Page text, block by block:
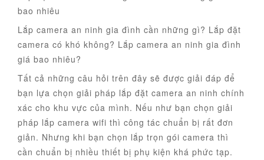
bao nhiêu
Lắp camera an ninh gia đình cần những gì? Lắp đặt
camera có khó không? Lắp camera an ninh gia đình
giá bao nhiêu?
Tất cả những câu hỏi trên đây sẽ được giải đáp để
bạn lựa chọn giải pháp lắp đặt camera an ninh chính
xác cho khu vực của mình. Nếu như bạn chọn giải
pháp lắp camera wifi thì công tác chuẩn bị rất đơn
giản. Nhưng khi bạn chọn lắp trọn gói camera thì
cần chuẩn bị nhiều thiết bị phụ kiện khá phức tạp.